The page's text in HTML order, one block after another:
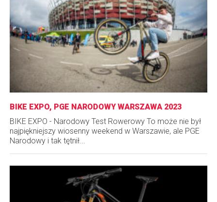
BIKE EXPO, PGE NARODOWY WARSZAWA 2023
BIKE EXPO - Narodowy Test Rowerowy To może nie był
najpiękniejszy wiosenny weekend w Warszawie, ale PGE
Narodowy i tak tętnił...